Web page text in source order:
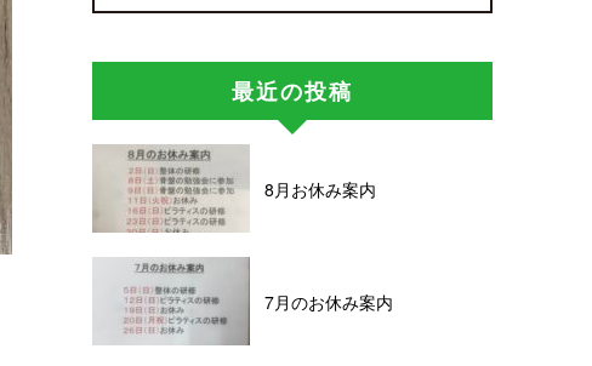
最近の投稿
8月お休み案内
7月のお休み案内